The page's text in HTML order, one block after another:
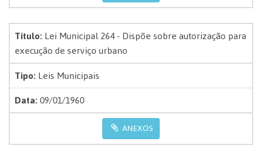
Título:Lei Municipal 264 - Dispõe sobre autorização para
execução de serviço urbano
Tipo:Leis Municipais
Data:09/01/1960
ANEXOS